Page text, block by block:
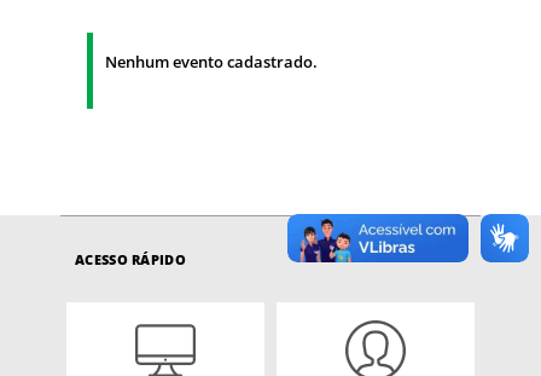
Nenhum evento cadastrado.
ACESSO RÁPIDO